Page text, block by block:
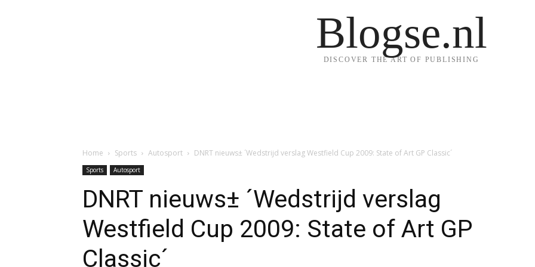
Blogse.nl
DISCOVER THE ART OF PUBLISHING
Home Sports Autosport DNRT nieuws± ´Wedstrijd verslag Westfield Cup 2009: State of Art GP Classic´
Sports Autosport
DNRT nieuws± ´Wedstrijd verslag
Westfield Cup 2009: State of Art GP
Classic´